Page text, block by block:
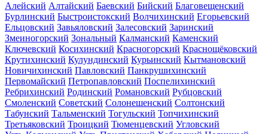
Алейский Алтайский Баевский Бийский Благовещенский
Бурлинский Быстроистокский Волчихинский Егорьевский
Ельцовский Завьяловский Залесовский Заринский
Змеиногорский Зональный Калманский Каменский
Ключевский Косихинский Красногорский Краснощёковский
Крутихинский Кулундинский Курьинский Кытмановский
Новичихинский Павловский Панкрушихинский
Первомайский Петропавловский Поспелихинский
Ребрихинский Родинский Романовский Рубцовский
Смоленский Советский Солонешенский Солтонский
Табунский Тальменский Тогульский Топчихинский
Третьяковский Троицкий Тюменцевский Угловский